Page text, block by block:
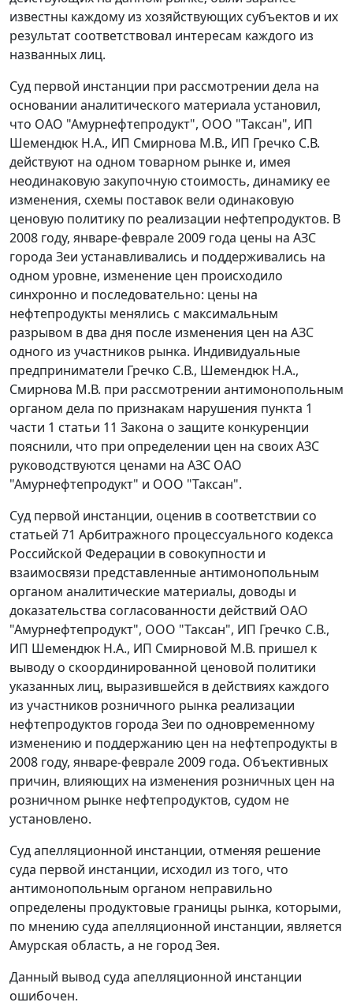
известны каждому из хозяйствующих субъектов и их
результат соответствовал интересам каждого из
названных лиц.
Суд первой инстанции при рассмотрении дела на
основании аналитического материала установил,
что ОАО "Амурнефтепродукт", ООО "Таксан", ИП
Шемендюк Н.А., ИП Смирнова М.В., ИП Гречко С.В.
действуют на одном товарном рынке и, имея
неодинаковую закупочную стоимость, динамику ее
изменения, схемы поставок вели одинаковую
ценовую политику по реализации нефтепродуктов. В
2008 году, январе-феврале 2009 года цены на АЗС
города Зеи устанавливались и поддерживались на
одном уровне, изменение цен происходило
синхронно и последовательно: цены на
нефтепродукты менялись с максимальным
разрывом в два дня после изменения цен на АЗС
одного из участников рынка. Индивидуальные
предприниматели Гречко С.В., Шемендюк Н.А.,
Смирнова М.В. при рассмотрении антимонопольным
органом дела по признакам нарушения пункта 1
части 1 статьи 11 Закона о защите конкуренции
пояснили, что при определении цен на своих АЗС
руководствуются ценами на АЗС ОАО
"Амурнефтепродукт" и ООО "Таксан".
Суд первой инстанции, оценив в соответствии со
статьей 71 Арбитражного процессуального кодекса
Российской Федерации в совокупности и
взаимосвязи представленные антимонопольным
органом аналитические материалы, доводы и
доказательства согласованности действий ОАО
"Амурнефтепродукт", ООО "Таксан", ИП Гречко С.В.,
ИП Шемендюк Н.А., ИП Смирновой М.В. пришел к
выводу о скоординированной ценовой политики
указанных лиц, выразившейся в действиях каждого
из участников розничного рынка реализации
нефтепродуктов города Зеи по одновременному
изменению и поддержанию цен на нефтепродукты в
2008 году, январе-феврале 2009 года. Объективных
причин, влияющих на изменения розничных цен на
розничном рынке нефтепродуктов, судом не
установлено.
Суд апелляционной инстанции, отменяя решение
суда первой инстанции, исходил из того, что
антимонопольным органом неправильно
определены продуктовые границы рынка, которыми,
по мнению суда апелляционной инстанции, является
Амурская область, а не город Зея.
Данный вывод суда апелляционной инстанции
ошибочен.